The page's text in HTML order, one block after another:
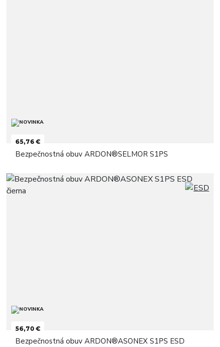
65,76 €
Bezpečnostná obuv ARDON®SELMOR S1PS
56,70 €
Bezpečnostná obuv ARDON®ASONEX S1PS ESD